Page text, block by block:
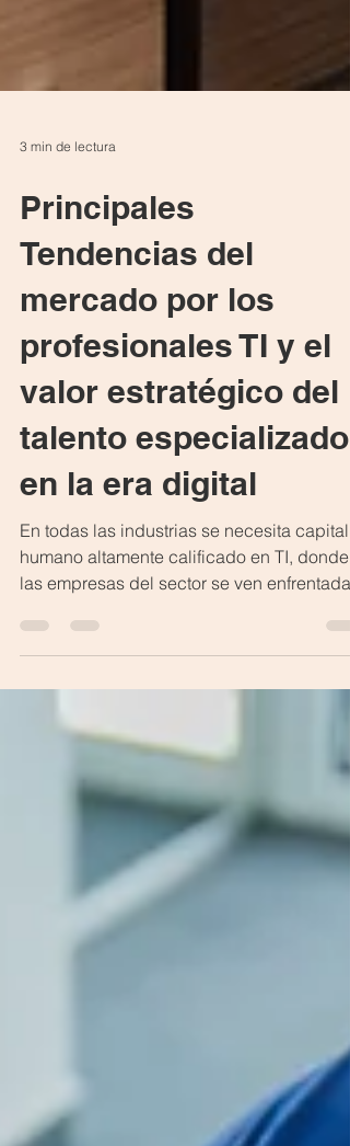
Principales
Tendencias del
mercado por los
profesionales TI y el
valor estratégico del
talento especializado
en la era digital
En todas las industrias se necesita capital
humano altamente calificado en TI, donde
las empresas del sector se ven enfrentadas
mercado dinámico.